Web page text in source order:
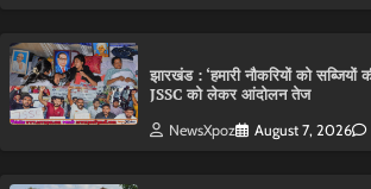
झारखंड : ‘हमारी नौकरियों को सब्जियों
JSSC को लेकर आंदोलन तेज
NewsXpoz August 7, 2026